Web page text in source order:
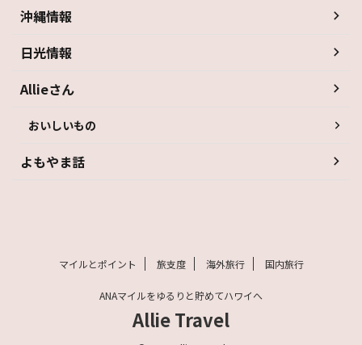
沖縄情報
日光情報
Allieさん
おいしいもの
よもやま話
マイルとポイント 旅支度 海外旅行 国内旅行
ANAマイルをゆるりと貯めてハワイへ
Allie Travel